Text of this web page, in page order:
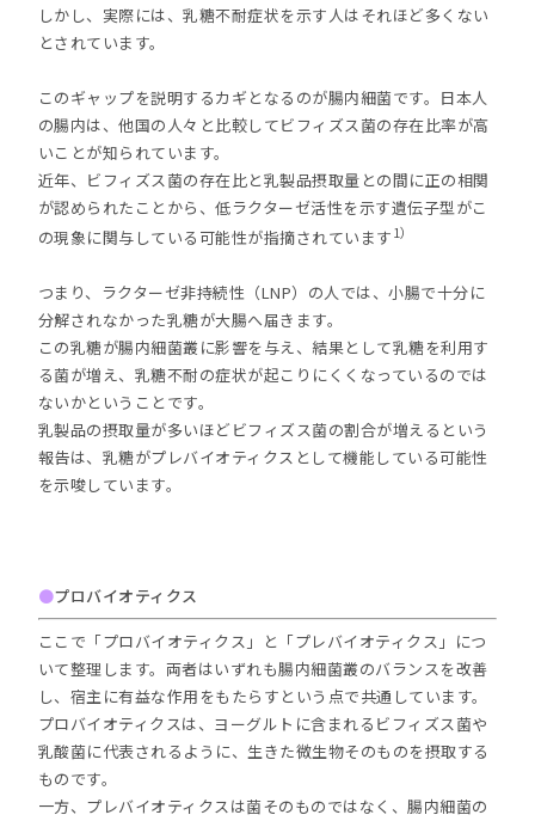
しかし、実際には、乳糖不耐症状を示す人はそれほど多くない
とされています。
このギャップを説明するカギとなるのが腸内細菌です。日本人
の腸内は、他国の人々と比較してビフィズス菌の存在比率が高
いことが知られています。
近年、ビフィズス菌の存在比と乳製品摂取量との間に正の相関
が認められたことから、低ラクターゼ活性を示す遺伝子型がこ
の現象に関与している可能性が指摘されています1）
つまり、ラクターゼ非持続性（LNP）の人では、小腸で十分に
分解されなかった乳糖が大腸へ届きます。
この乳糖が腸内細菌叢に影響を与え、結果として乳糖を利用す
る菌が増え、乳糖不耐の症状が起こりにくくなっているのでは
ないかということです。
乳製品の摂取量が多いほどビフィズス菌の割合が増えるという
報告は、乳糖がプレバイオティクスとして機能している可能性
を示唆しています。
●プロバイオティクス
ここで「プロバイオティクス」と「プレバイオティクス」につ
いて整理します。両者はいずれも腸内細菌叢のバランスを改善
し、宿主に有益な作用をもたらすという点で共通しています。
プロバイオティクスは、ヨーグルトに含まれるビフィズス菌や
乳酸菌に代表されるように、生きた微生物そのものを摂取する
ものです。
一方、プレバイオティクスは菌そのものではなく、腸内細菌の